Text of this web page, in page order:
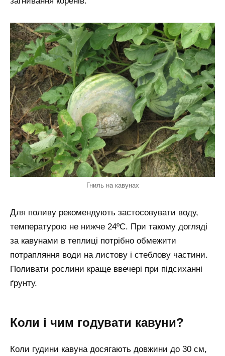
Гниль на кавунах
Для поливу рекомендують застосовувати воду,
температурою не нижче 24ºC. При такому догляді
за кавунами в теплиці потрібно обмежити
потрапляння води на листову і стеблову частини.
Поливати рослини краще ввечері при підсиханні
ґрунту.
Коли і чим годувати кавуни?
Коли гудини кавуна досягають довжини до 30 см,